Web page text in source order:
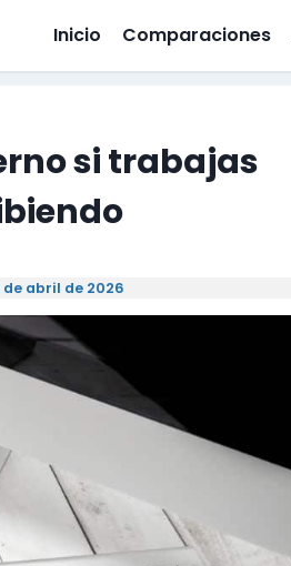
Inicio Comparaciones
si trabajas
de abril de 2026